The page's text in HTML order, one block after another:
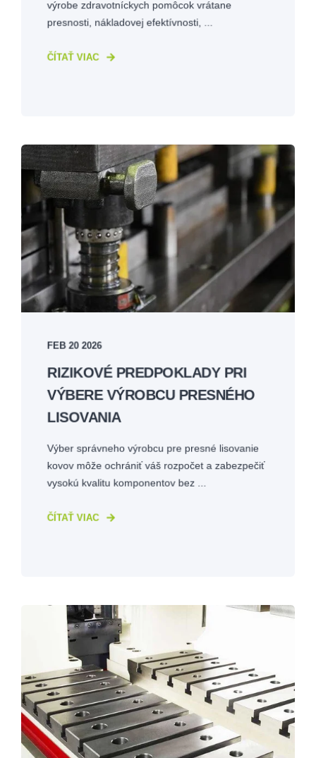
výrobe zdravotníckych pomôcok vrátane
presnosti, nákladovej efektívnosti, ...
ČÍTAŤ VIAC
FEB 20 2026
RIZIKOVÉ PREDPOKLADY PRI
VÝBERE VÝROBCU PRESNÉHO
LISOVANIA
Výber správneho výrobcu pre presné lisovanie
kovov môže ochrániť váš rozpočet a zabezpečiť
vysokú kvalitu komponentov bez ...
ČÍTAŤ VIAC